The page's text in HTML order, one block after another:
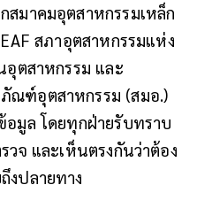
มาคมอุตสาหกรรมเหล็ก
สภาอุตสาหกรรมแห่ง
อุตสาหกรรม และ
ณฑ์อุตสาหกรรม (สมอ.)
อมูล โดยทุกฝ่ายรับทราบ
วจ และเห็นตรงกันว่าต้อง
งปลายทาง